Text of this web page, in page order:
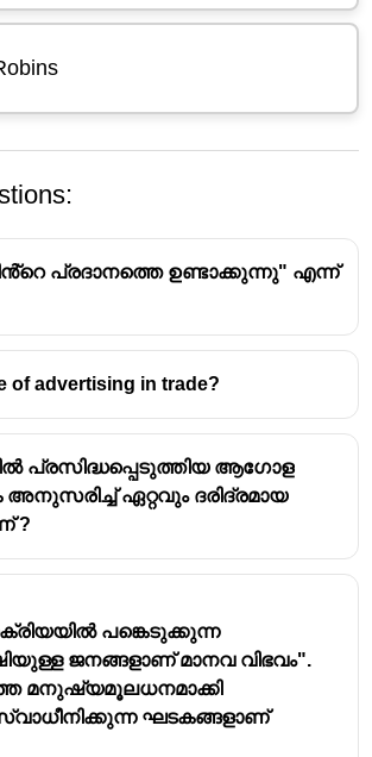
philosopher renowned as the father
economics and a major proponent of
economic policies.
പ്രദാനത്തെ ഉണ്ടാക്കുന്നു" എന്ന്
of advertising in trade?
പ്രസിദ്ധപ്പെടുത്തിയ ആഗോള
അനുസരിച്ച് ഏറ്റവും ദരിദ്രമായ
?
പങ്കെടുക്കുന്ന
ജനങ്ങളാണ് മാനവ വിഭവം".
മനുഷ്യമൂലധനമാക്കി
സ്വാധീനിക്കുന്ന ഘടകങ്ങളാണ്